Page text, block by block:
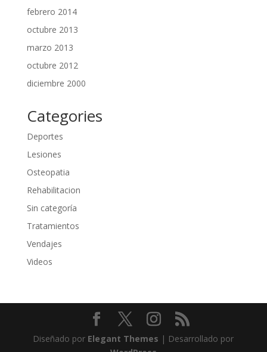
febrero 2014
octubre 2013
marzo 2013
octubre 2012
diciembre 2000
Categories
Deportes
Lesiones
Osteopatia
Rehabilitacion
Sin categoría
Tratamientos
Vendajes
Videos
Diseñado por Elegant Themes | Desarrollado por